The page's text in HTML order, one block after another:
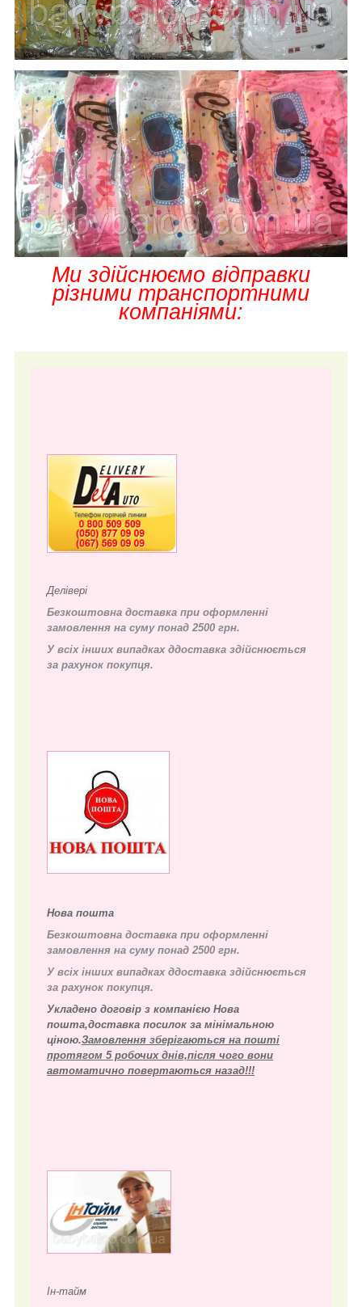
Ми здійснюємо відправки
різними транспортними
компаніями:
Делівері
Безкоштовна доставка при оформленні
замовлення на суму понад 2500 грн.
У всіх інших випадках ддоставка здійснюється
за рахунок покупця.
Нова пошта
Безкоштовна доставка при оформленні
замовлення на суму понад 2500 грн.
У всіх інших випадках ддоставка здійснюється
за рахунок покупця.
Укладено договір з компанією Нова
пошта,доставка посилок за мінімальною
ціною.Замовлення зберігаються на пошті
протягом 5 робочих днів,після чого вони
автоматично повертаються назад!!!
Ін-тайм